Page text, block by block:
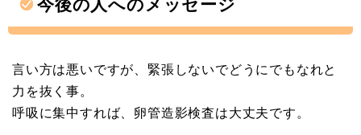
言い方は悪いですが、緊張しないでどうにでもなれと
力を抜く事。
呼吸に集中すれば、卵管造影検査は大丈夫です。